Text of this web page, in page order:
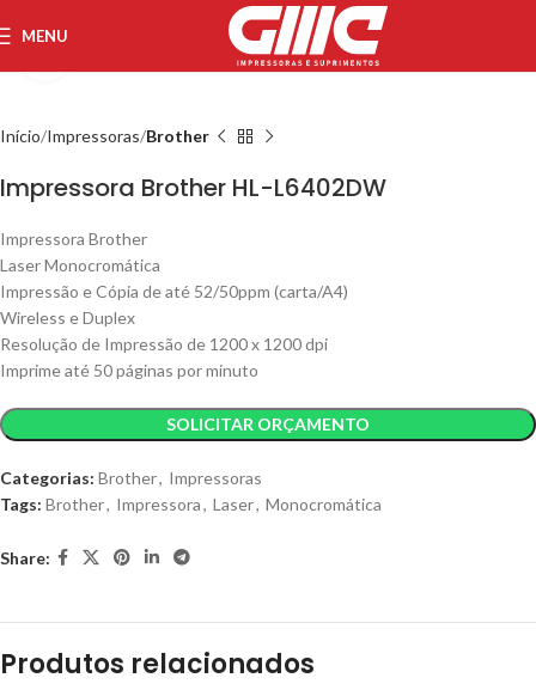
MENU
Início Impressoras Brother
Impressora Brother HL-L6402DW
Impressora Brother
Laser Monocromática
Impressão e Cópia de até 52/50ppm (carta/A4)
Wireless e Duplex
Resolução de Impressão de 1200 x 1200 dpi
Imprime até 50 páginas por minuto
SOLICITAR ORÇAMENTO
Categorias: Brother, Impressoras
Tags: Brother, Impressora, Laser, Monocromática
Share:
Produtos relacionados